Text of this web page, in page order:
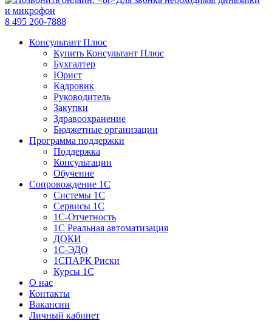
8 495 260-7888
Консультант Плюс
Купить Консультант Плюс
Бухгалтер
Юрист
Кадровик
Руководитель
Закупки
Здравоохранение
Бюджетные организации
Программа поддержки
Поддержка
Консультации
Обучение
Сопровождение 1С
Системы 1С
Сервисы 1С
1C-Отчетность
1С Реальная автоматизация
ДОКИ
1C-ЭДО
1СПАРК Риски
Курсы 1С
О нас
Контакты
Вакансии
Личный кабинет